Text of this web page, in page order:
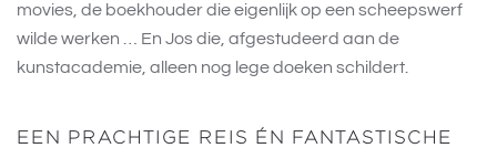
movies, de boekhouder die eigenlijk op een scheepswerf
wilde werken … En Jos die, afgestudeerd aan de
kunstacademie, alleen nog lege doeken schildert.
EEN PRACHTIGE REIS ÉN FANTASTISCHE